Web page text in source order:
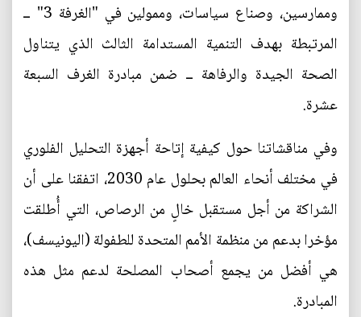
وممارسين، وصناع سياسات، وممولين في "الغرفة 3" ــ
المرتبطة بهدف التنمية المستدامة الثالث الذي يتناول
الصحة الجيدة والرفاهة ــ ضمن مبادرة الغرف السبعة
عشرة.
وفي مناقشاتنا حول كيفية إتاحة أجهزة التحليل الفلوري
في مختلف أنحاء العالم بحلول عام 2030، اتفقنا على أن
الشراكة من أجل مستقبل خالٍ من الرصاص، التي أُطلقت
مؤخرا بدعم من منظمة الأمم المتحدة للطفولة (اليونيسف)،
هي أفضل من يجمع أصحاب المصلحة لدعم مثل هذه
المبادرة.